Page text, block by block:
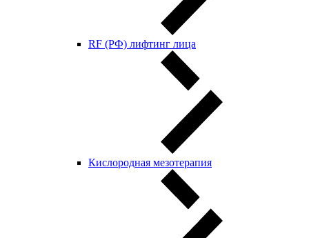
RF (РФ) лифтинг лица
Кислородная мезотерапия